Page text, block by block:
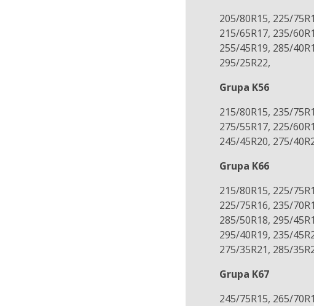
205/80R15, 225/
215/65R17, 235/
255/45R19, 285/
295/25R22,
Grupa K56
215/80R15, 235/
275/55R17, 225/
245/45R20, 275/
Grupa K66
215/80R15, 225/
225/75R16, 235/
285/50R18, 295/
295/40R19, 235/
275/35R21, 285/
Grupa K67
245/75R15, 265/